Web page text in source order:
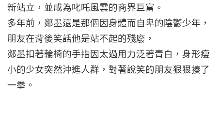
新站立，並成為叱吒風雲的商界巨富。
多年前，郯墨還是那個因身體而自卑的陰鬱少年，
朋友在背後笑話他是站不起的殘廢，
郯墨扣著輪椅的手指因太過用力泛著青白，身形瘦
小的少女突然沖進人群，對著說笑的朋友狠狠揍了
一拳。